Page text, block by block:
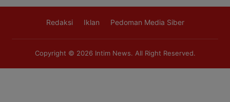
Redaksi Iklan Pedoman Media Siber
Copyright © 2026 Intim News. All Right Reserved.